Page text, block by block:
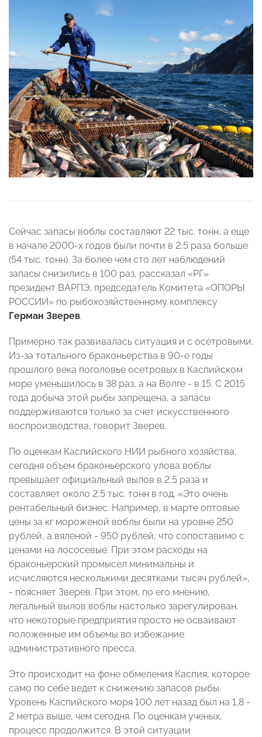
Сейчас запасы воблы составляют 22 тыс. тонн, а еще
в начале 2000-х годов были почти в 2,5 раза больше
(54 тыс. тонн). За более чем сто лет наблюдений
запасы снизились в 100 раз, рассказал «РГ»
президент ВАРПЭ, председатель Комитета «ОПОРЫ
РОССИИ» по рыбохозяйственному комплексу
Герман Зверев.
Примерно так развивалась ситуация и с осетровыми.
Из-за тотального браконьерства в 90-е годы
прошлого века поголовье осетровых в Каспийском
море уменьшилось в 38 раз, а на Волге - в 15. С 2015
года добыча этой рыбы запрещена, а запасы
поддерживаются только за счет искусственного
воспроизводства, говорит Зверев.
По оценкам Каспийского НИИ рыбного хозяйства,
сегодня объем браконьерского улова воблы
превышает официальный вылов в 2,5 раза и
составляет около 2,5 тыс. тонн в год. «Это очень
рентабельный бизнес. Например, в марте оптовые
цены за кг мороженой воблы были на уровне 250
рублей, а вяленой - 950 рублей, что сопоставимо с
ценами на лососевые. При этом расходы на
браконьерский промысел минимальны и
исчисляются несколькими десятками тысяч рублей»,
- поясняет Зверев. При этом, по его мнению,
легальный вылов воблы настолько зарегулирован,
что некоторые предприятия просто не осваивают
положенные им объемы во избежание
административного пресса.
Это происходит на фоне обмеления Каспия, которое
само по себе ведет к снижению запасов рыбы.
Уровень Каспийского моря 100 лет назад был на 1,8 -
2 метра выше, чем сегодня. По оценкам ученых,
процесс продолжится. В этой ситуации